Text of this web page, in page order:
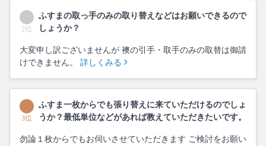
2位
ふすまの取っ手のみの取り替えなどはお願いできるので
しょうか？
大変申し訳ございませんが 襖の引手・取手のみの取替は御請
けできません。 詳しくみる
3位
ふすま一枚からでも張り替えに来ていただけるのでしょ
うか？最低単位などがあれば教えていただきたいです。
勿論１枚からでもお伺いさせていただきます ご検討をお願い